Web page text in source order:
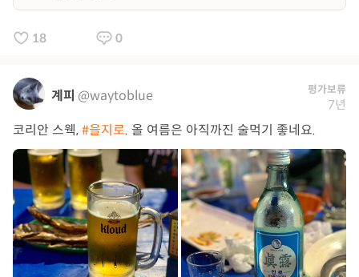
18 0
계피 @waytoblue 평가보류
7년
코리안 스웩,#을지로. 올 여름은 아직까진 술먹기 좋네요.